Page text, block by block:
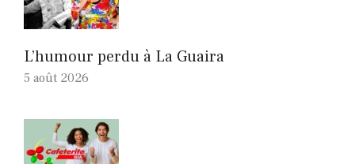
L’humour perdu à La Guaira
5 août 2026